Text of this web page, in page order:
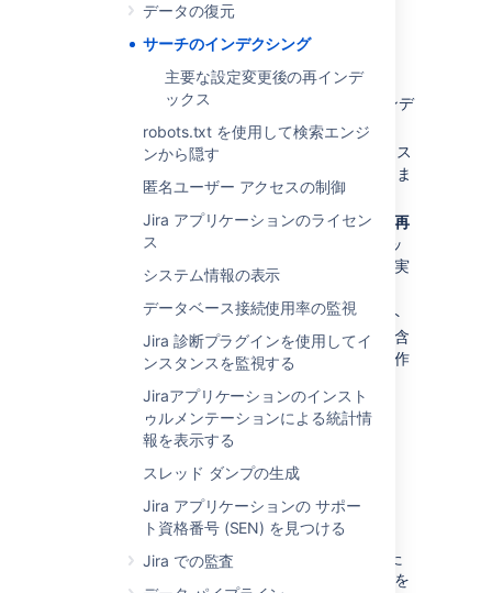
データの復元
サーチのインデクシング
主要な設定変更後の再インデ
ックス
robots.txt を使用して検索エンジ
ンから隠す
匿名ユーザー アクセスの制御
Jira アプリケーションのライセン
ス
システム情報の表示
データベース接続使用率の監視
Jira 診断プラグインを使用してイ
ンスタンスを監視する
Jiraアプリケーションのインスト
ゥルメンテーションによる統計情
報を表示する
スレッド ダンプの生成
Jira アプリケーションの サポー
ト資格番号 (SEN) を見つける
Jira での監査
] ( ) > [システム] に移動します。
詳細 > インデックス作成
を選択してインデ
ックス作成ページを開きます。
このページでは、次の２つのインデックス
再作成オプションのいずれかを選択できま
す。
バックグラウンドでインデックス再
: すべての課題のインデッ
クス再作成をバックグラウンドで実
行します。
全インデックスを再作成:コメント
および変更履歴のインデックスを含
むインデックス全体を削除して再作
オプション:
また
。どちらを